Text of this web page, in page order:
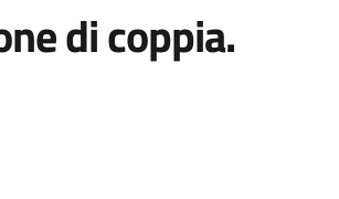
di coppia.